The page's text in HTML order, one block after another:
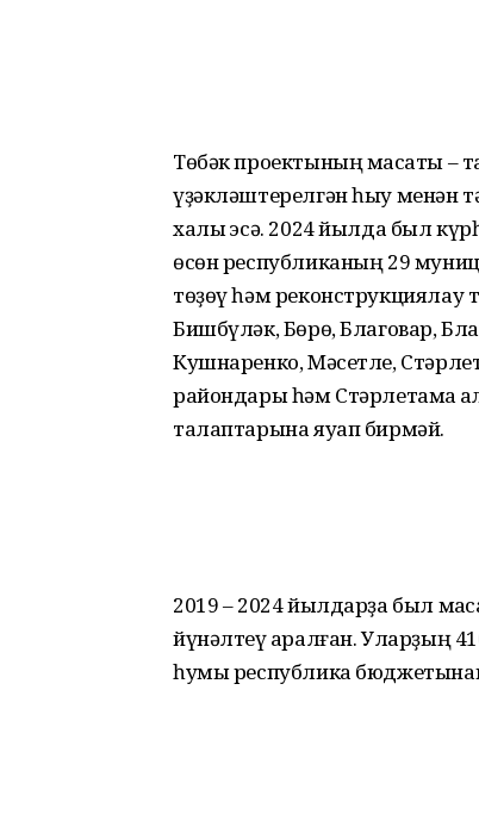
Төбәк проектының маҡсаты –
үҙәкләштерелгән һыу менән
халыҡ эсә. 2024 йылда был
өсөн республиканың 29
төҙөү һәм реконструкциялау
Бишбүләк, Бөрө, Благовар,
Кушнаренко, Мәсетле,
райондары һәм Стәрлетамаҡ
талаптарына яуап бирмәй.
2019 – 2024 йылдарҙа был
йүнәлтеү ҡаралған. Уларҙың
һумы республика